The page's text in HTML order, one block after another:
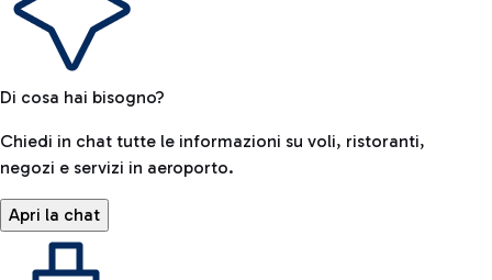
Di cosa hai bisogno?
Chiedi in chat tutte le informazioni su voli, ristoranti,
negozi e servizi in aeroporto.
Apri la chat